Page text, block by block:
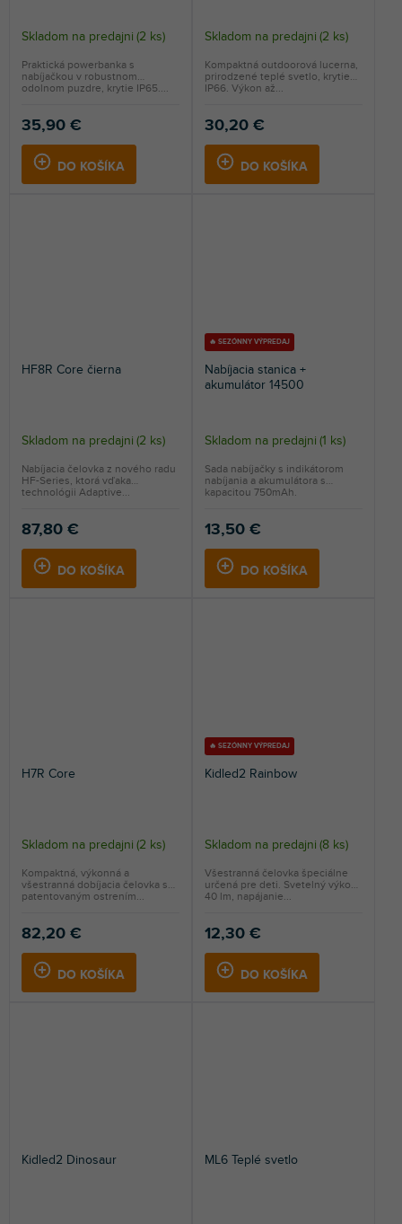
Skladom na predajni (2 ks)
35,90 €
DO KOŠÍKA
Praktická powerbanka s
nabíjačkou v robustnom
odolnom puzdre, krytie IP65....
Skladom na predajni (2 ks)
30,20 €
DO KOŠÍKA
Kompaktná outdoorová lucerna,
prirodzené teplé svetlo, krytie
IP66. Výkon až...
HF8R Core čierna
Skladom na predajni (2 ks)
87,80 €
DO KOŠÍKA
Nabíjacia čelovka z nového radu
HF-Series, ktorá vďaka
technológii Adaptive...
🔥 SEZÓNNY VÝPREDAJ
Nabíjacia stanica +
akumulátor 14500
Skladom na predajni (1 ks)
13,50 €
DO KOŠÍKA
Sada nabíjačky s indikátorom
nabíjania a akumulátora s
kapacitou 750mAh.
H7R Core
Skladom na predajni (2 ks)
82,20 €
DO KOŠÍKA
Kompaktná, výkonná a
všestranná dobíjacia čelovka s
patentovaným ostrením...
🔥 SEZÓNNY VÝPREDAJ
Kidled2 Rainbow
Skladom na predajni (8 ks)
12,30 €
DO KOŠÍKA
Všestranná čelovka špeciálne
určená pre deti. Svetelný výkon
40 lm, napájanie...
Kidled2 Dinosaur ML6 Teplé svetlo